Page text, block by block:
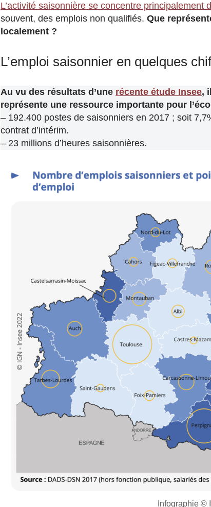
L’activité saisonnière se concentre principalement
souvent, des emplois non qualifiés. Que
localement ?
L’emploi saisonnier en quelques
Au vu des résultats d’une récente étude Insee,
représente une ressource importante pour
– 192.400 postes de saisonniers en 2017 ; soit
contrat d’intérim.
– 23 millions d’heures saisonnières.
Infographie ©